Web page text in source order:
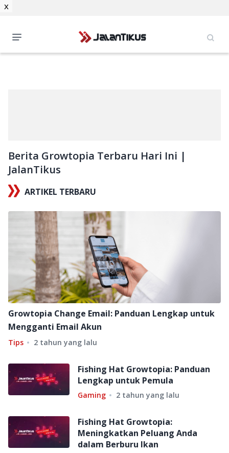
Berita Growtopia Terbaru Hari Ini |
JalanTikus
ARTIKEL TERBARU
Growtopia Change Email: Panduan Lengkap untuk
Mengganti Email Akun
Tips 2 tahun yang lalu
Fishing Hat Growtopia: Panduan
Lengkap untuk Pemula
Gaming 2 tahun yang lalu
Fishing Hat Growtopia:
Meningkatkan Peluang Anda
dalam Berburu Ikan
x